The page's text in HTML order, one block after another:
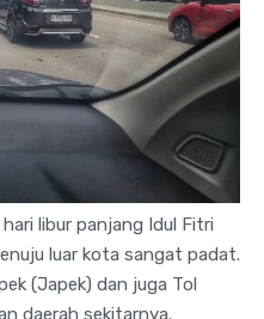
hari libur panjang Idul Fitri
luar kota sangat padat.
(Japek) dan juga Tol
daerah sekitarnya.